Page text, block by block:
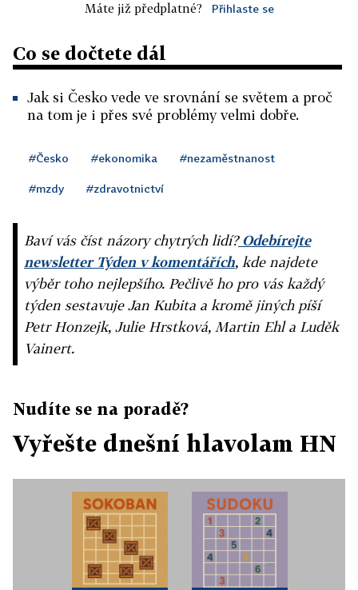
Máte již předplatné? Přihlaste se
Co se dočtete dál
Jak si Česko vede ve srovnání se světem a proč
na tom je i přes své problémy velmi dobře.
#Česko #ekonomika #nezaměstnanost
#mzdy #zdravotnictví
Baví vás číst názory chytrých lidí?Odebírejte
newsletter Týden v komentářích, kde najdete
výběr toho nejlepšího. Pečlivě ho pro vás každý
týden sestavuje Jan Kubita a kromě jiných píší
Petr Honzejk, Julie Hrstková, Martin Ehl a Luděk
Vainert.
Nudíte se na poradě?
Vyřešte dnešní hlavolam HN